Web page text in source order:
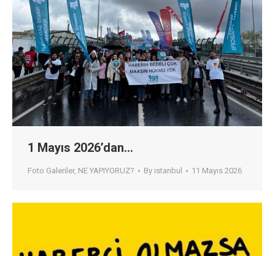
1 Mayıs 2026’dan…
Foto Galeriler, NE YAPIYORUZ? By istanbul 11 Mayıs 2026